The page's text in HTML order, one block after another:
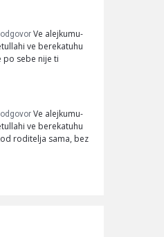
Ve alejkumu-
ve berekatuhu
po sebe nije ti
Ve alejkumu-
ve berekatuhu
roditelja sama, bez